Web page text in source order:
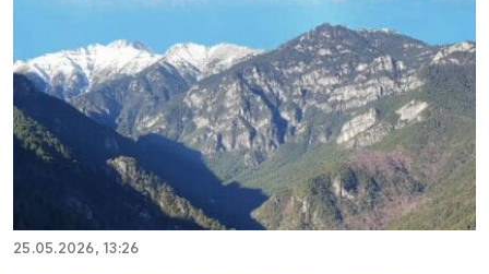
25.05.2026, 13:26